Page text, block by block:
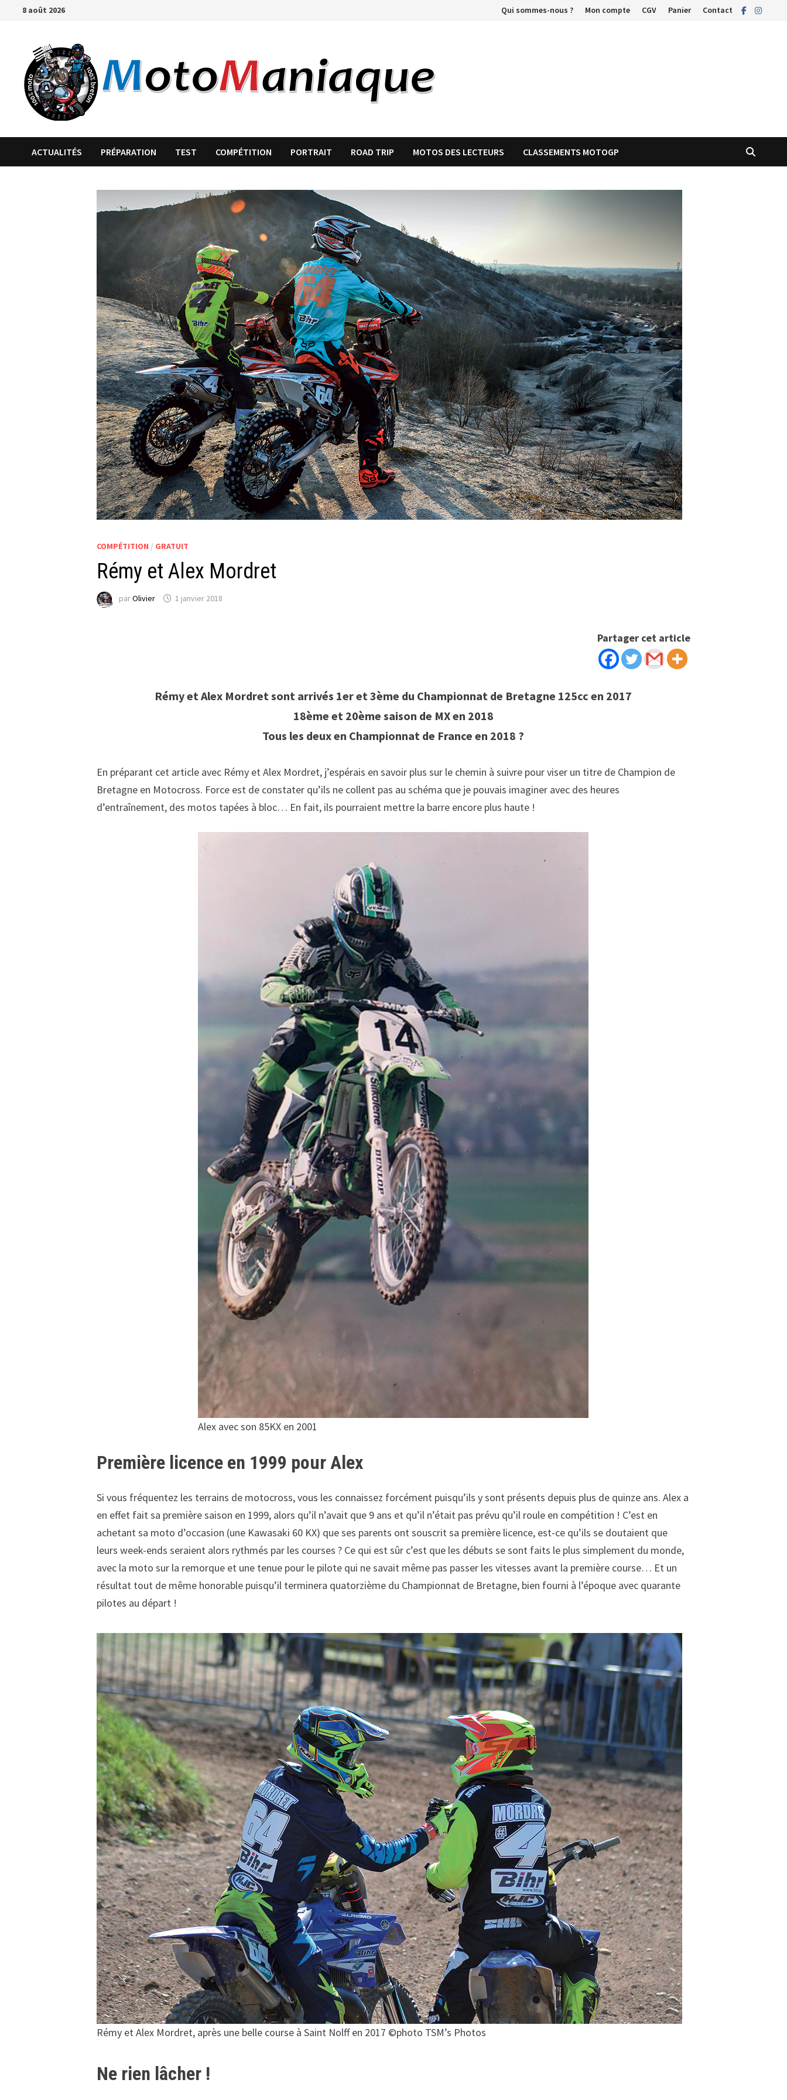
Passer8 août 2026 Qui sommes-nous ? Mon compte CGV Panier Contact
ACTUALITÉS PRÉPARATION TEST COMPÉTITION PORTRAIT ROAD TRIP MOTOS DES LECTEURS CLASSEMENTS MOTOGP
COMPÉTITION / GRATUIT
Rémy et Alex Mordret
parOlivier 1 janvier 2018
Partager cet article
Rémy et Alex Mordret sont arrivés 1er et 3ème du Championnat de Bretagne 125cc en 2017
18ème et 20ème saison de MX en 2018
Tous les deux en Championnat de France en 2018 ?
En préparant cet article avec Rémy et Alex Mordret, j’espérais en savoir plus sur le chemin à suivre pour viser un titre de Champion de
Bretagne en Motocross. Force est de constater qu’ils ne collent pas au schéma que je pouvais imaginer avec des heures
d’entraînement, des motos tapées à bloc… En fait, ils pourraient mettre la barre encore plus haute !
Alex avec son 85KX en 2001
Première licence en 1999 pour Alex
Si vous fréquentez les terrains de motocross, vous les connaissez forcément puisqu’ils y sont présents depuis plus de quinze ans. Alex a
en effet fait sa première saison en 1999, alors qu’il n’avait que 9 ans et qu’il n’était pas prévu qu’il roule en compétition ! C’est en
achetant sa moto d’occasion (une Kawasaki 60 KX) que ses parents ont souscrit sa première licence, est-ce qu’ils se doutaient que
leurs week-ends seraient alors rythmés par les courses ? Ce qui est sûr c’est que les débuts se sont faits le plus simplement du monde,
avec la moto sur la remorque et une tenue pour le pilote qui ne savait même pas passer les vitesses avant la première course… Et un
résultat tout de même honorable puisqu’il terminera quatorzième du Championnat de Bretagne, bien fourni à l’époque avec quarante
pilotes au départ !
Rémy et Alex Mordret, après une belle course à Saint Nolff en 2017 ©photo TSM’s Photos
Ne rien lâcher !